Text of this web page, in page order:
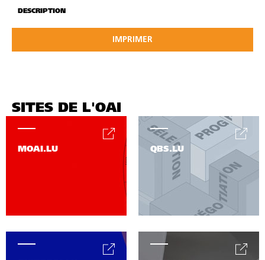
DESCRIPTION
IMPRIMER
SITES DE L'OAI
MOAI.LU QBS.LU